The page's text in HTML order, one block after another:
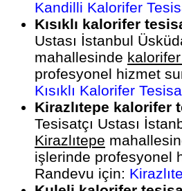
Kandilli Kalorifer
Kısıklı kalorifer
Ustası İstanbul
mahallesinde
profesyonel hizmet
Kısıklı Kalorifer
Kirazlıtepe kalorifer
Tesisatçı Ustası
Kirazlıtepe
işlerinde profesyonel
Randevu için: